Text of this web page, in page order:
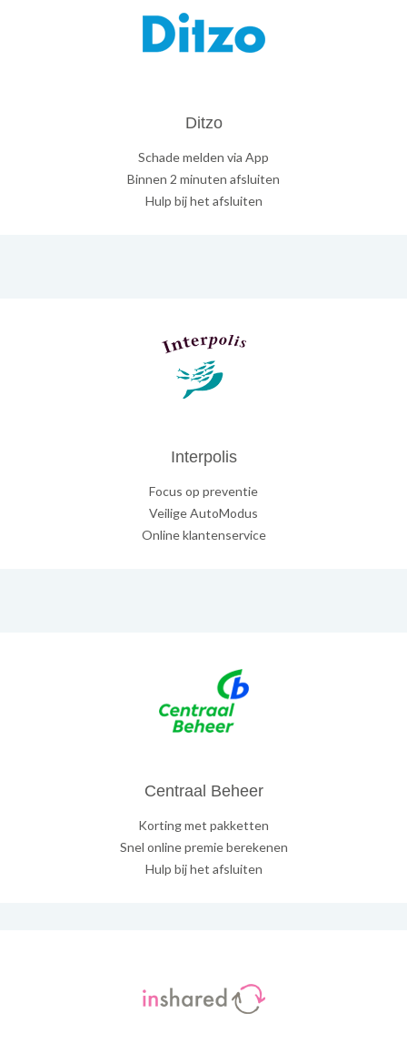
Ditzo
Schade melden via App
Binnen 2 minuten afsluiten
Hulp bij het afsluiten
Interpolis
Focus op preventie
Veilige AutoModus
Online klantenservice
Centraal Beheer
Korting met pakketten
Snel online premie berekenen
Hulp bij het afsluiten